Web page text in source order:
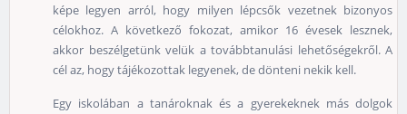
képe legyen arról, hogy milyen lépcsők vezetnek bizonyos
célokhoz. A következő fokozat, amikor 16 évesek lesznek,
akkor beszélgetünk velük a továbbtanulási lehetőségekről. A
cél az, hogy tájékozottak legyenek, de dönteni nekik kell.
Egy iskolában a tanároknak és a gyerekeknek más dolgok